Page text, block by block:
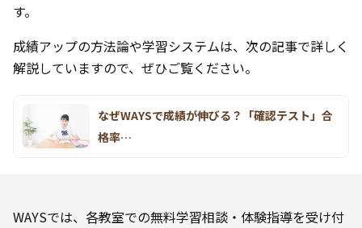
す。
成績アップの方法論や学習システムは、次の記事で詳しく
解説していますので、ぜひご覧ください。
なぜWAYSで成績が伸びる？「確認テスト」合
格率…
WAYSでは、各教室での無料学習相談・体験指導を受け付